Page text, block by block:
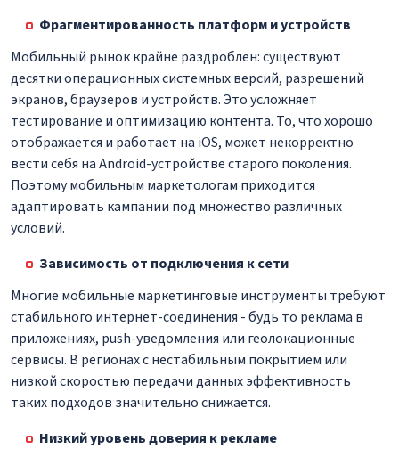
Фрагментированность платформ и устройств
Мобильный рынок крайне раздроблен: существуют
десятки операционных системных версий, разрешений
экранов, браузеров и устройств. Это усложняет
тестирование и оптимизацию контента. То, что хорошо
отображается и работает на iOS, может некорректно
вести себя на Android-устройстве старого поколения.
Поэтому мобильным маркетологам приходится
адаптировать кампании под множество различных
условий.
Зависимость от подключения к сети
Многие мобильные маркетинговые инструменты требуют
стабильного интернет-соединения - будь то реклама в
приложениях, push-уведомления или геолокационные
сервисы. В регионах с нестабильным покрытием или
низкой скоростью передачи данных эффективность
таких подходов значительно снижается.
Низкий уровень доверия к рекламе